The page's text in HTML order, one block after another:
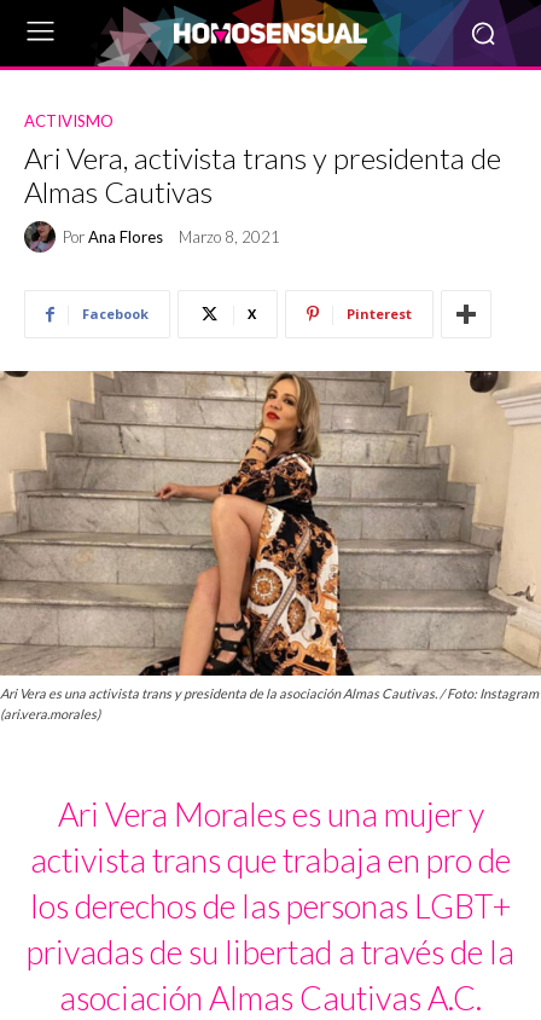
ACTIVISMO
Ari Vera, activista trans y presidenta de
Almas Cautivas
PorAna Flores Marzo 8, 2021
Facebook X Pinterest
Ari Vera es una activista trans y presidenta de la asociación Almas Cautivas. / Foto: Instagram
(ari.vera.morales)
Ari Vera Morales es una mujer y
activista trans que trabaja en pro de
los derechos de las personas LGBT+
privadas de su libertad a través de la
asociación Almas Cautivas A.C.